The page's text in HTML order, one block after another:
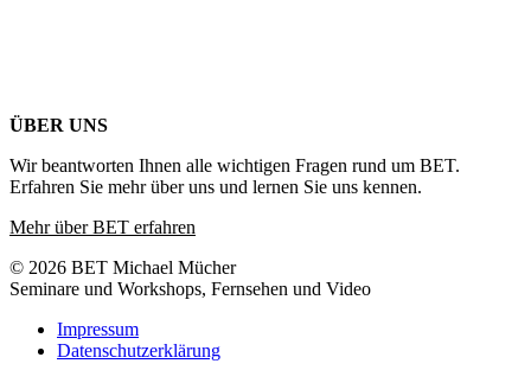
ÜBER UNS
Wir beantworten Ihnen alle wichtigen Fragen rund um BET.
Erfahren Sie mehr über uns und lernen Sie uns kennen.
Mehr über BET erfahren
© 2026 BET Michael Mücher
Seminare und Workshops, Fernsehen und Video
Impressum
Datenschutzerklärung